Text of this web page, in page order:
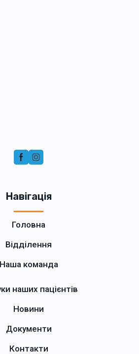
Навігація
Головна
Відділення
Наша команда
наших пацієнтів
Новини
Документи
Контакти